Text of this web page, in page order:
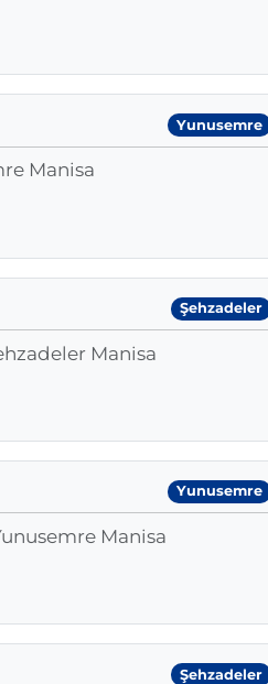
Yunusemre
Manisa
Şehzadeler
Manisa
Yunusemre
Manisa
Şehzadeler